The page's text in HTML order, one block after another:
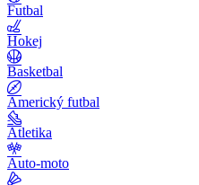
Futbal
Hokej
Basketbal
Americký futbal
Atletika
Auto-moto